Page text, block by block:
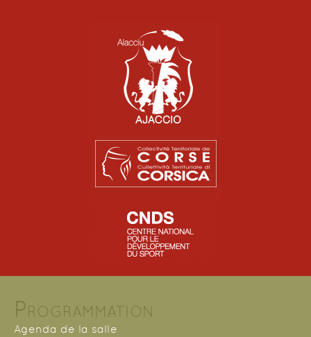
Programmation
Agenda de la salle